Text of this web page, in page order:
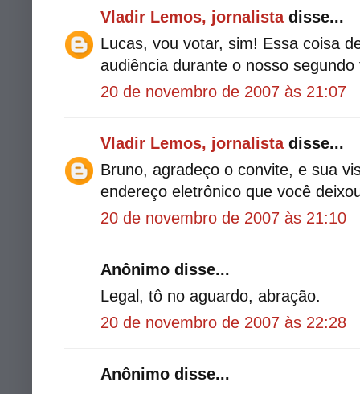
Vladir Lemos, jornalistadisse...
Lucas, vou votar, sim! Essa coisa
audiência durante o nosso
20 de novembro de 2007 às 21:07
Vladir Lemos, jornalistadisse...
Bruno, agradeço o convite, e sua
endereço eletrônico que você
20 de novembro de 2007 às 21:10
Anônimo disse...
Legal, tô no aguardo, abração.
20 de novembro de 2007 às 22:28
Anônimo disse...